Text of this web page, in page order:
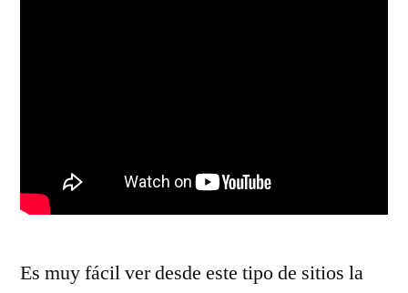
Es muy fácil ver desde este tipo de sitios la